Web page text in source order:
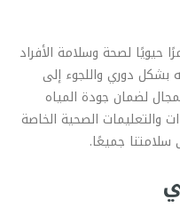
حيويًا لصحة وسلامة الأفراد
بشكل دوري واللجوء إلى
لضمان جودة المياه
والتعليمات الصحية الخاصة
جميعًا.